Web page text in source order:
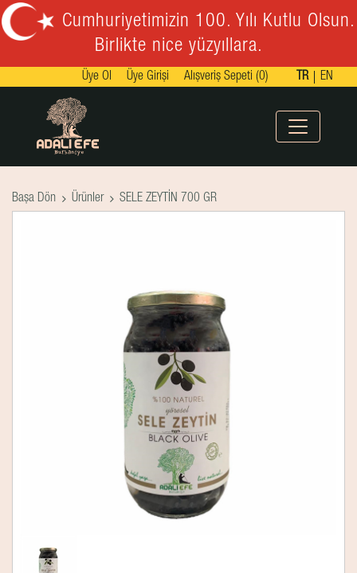
Cumhuriyetimizin 100. Yılı Kutlu Olsun.
Birlikte nice yüzyıllara.
Üye Ol Üye Girişi Alışveriş Sepeti (0) TR EN
Başa Dön Ürünler SELE ZEYTİN 700 GR